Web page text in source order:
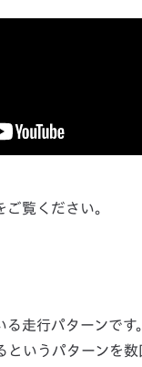
ご覧ください。
走行パターンです
いうパターンを